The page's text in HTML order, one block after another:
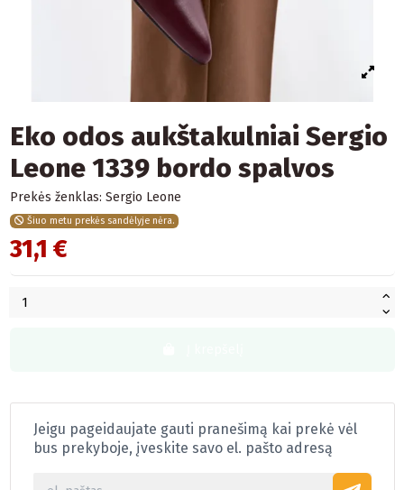
Eko odos aukštakulniai Sergio
Leone 1339 bordo spalvos
Prekės ženklas: Sergio Leone
Šiuo metu prekės sandėlyje nėra.
31,1 €
Jeigu pageidaujate gauti pranešimą kai prekė vėl
bus prekyboje, įveskite savo el. pašto adresą